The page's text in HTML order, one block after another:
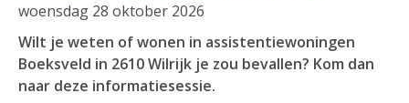
woensdag 28 oktober 2026
Wilt je weten of wonen in assistentiewoningen
Boeksveld in 2610 Wilrijk je zou bevallen? Kom dan
naar deze informatiesessie.